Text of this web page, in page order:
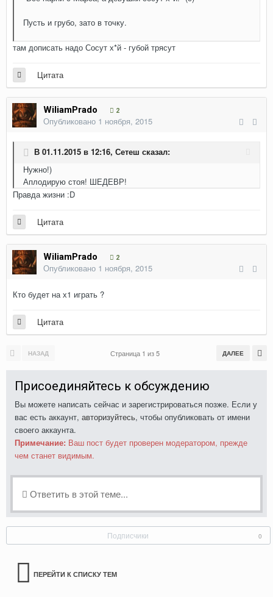
Пусть и грубо, зато в точку.
там дописать надо Сосут х*й - губой трясут
Цитата
WiliamPrado 2
Опубликовано 1 ноября, 2015
В 01.11.2015 в 12:16, Сетеш сказал:
Нужно!)
Аплодирую стоя! ШЕДЕВР!
Правда жизни :D
Цитата
WiliamPrado 2
Опубликовано 1 ноября, 2015
Кто будет на х1 играть ?
Цитата
НАЗАД ДАЛЕЕ
Страница 1 из 5
Присоединяйтесь к обсуждению
Вы можете написать сейчас и зарегистрироваться позже. Если у
вас есть аккаунт, авторизуйтесь, чтобы опубликовать от имени
своего аккаунта.
Примечание: Ваш пост будет проверен модератором, прежде
чем станет видимым.
Ответить в этой теме...
Подписчики 0
ПЕРЕЙТИ К СПИСКУ ТЕМ